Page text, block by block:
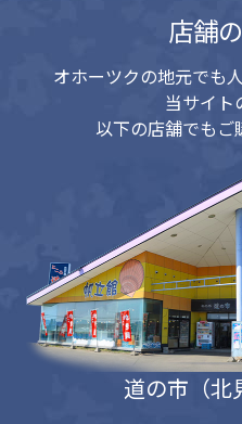
店舗
オホーツクの地元でも
当サイト
以下の店舗でもご
道の市（北